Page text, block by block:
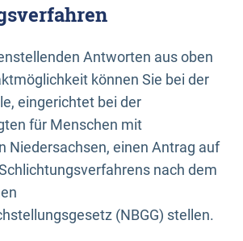
Antworten aus oben
können Sie bei der
eingerichtet bei der
für Menschen mit
Niedersachsen, einen Antrag auf
nach dem
(NBGG) stellen.